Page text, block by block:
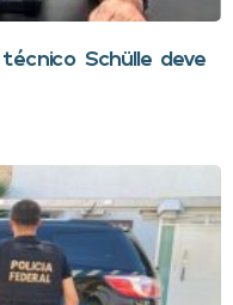
Schülle deve